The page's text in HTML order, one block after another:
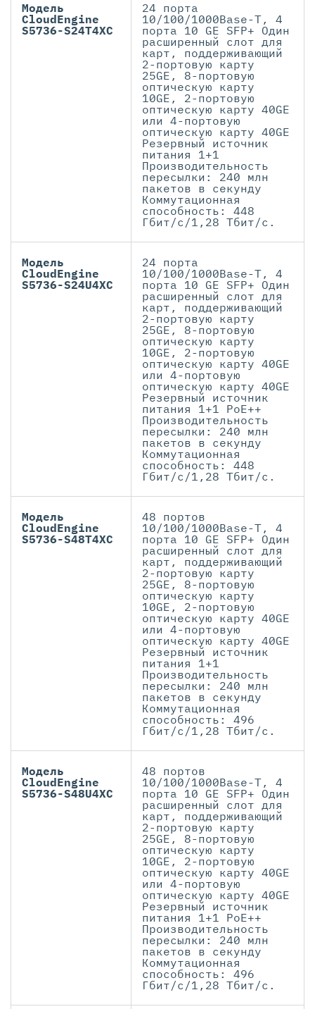
Модель
CloudEngine
S5736-S24T4XC
24 порта
10/100/1000Base-T, 4
порта 10 GE SFP+ Один
расширенный слот для
карт, поддерживающий
2-портовую карту
25GE, 8-портовую
оптическую карту
10GE, 2-портовую
оптическую карту 40GE
или 4-портовую
оптическую карту 40GE
Резервный источник
питания 1+1
Производительность
пересылки: 240 млн
пакетов в секунду
Коммутационная
способность: 448
Гбит/с/1,28 Тбит/с.
Модель
CloudEngine
S5736-S24U4XC
24 порта
10/100/1000Base-T, 4
порта 10 GE SFP+ Один
расширенный слот для
карт, поддерживающий
2-портовую карту
25GE, 8-портовую
оптическую карту
10GE, 2-портовую
оптическую карту 40GE
или 4-портовую
оптическую карту 40GE
Резервный источник
питания 1+1 PoE++
Производительность
пересылки: 240 млн
пакетов в секунду
Коммутационная
способность: 448
Гбит/с/1,28 Тбит/с.
Модель
CloudEngine
S5736-S48T4XC
48 портов
10/100/1000Base-T, 4
порта 10 GE SFP+ Один
расширенный слот для
карт, поддерживающий
2-портовую карту
25GE, 8-портовую
оптическую карту
10GE, 2-портовую
оптическую карту 40GE
или 4-портовую
оптическую карту 40GE
Резервный источник
питания 1+1
Производительность
пересылки: 240 млн
пакетов в секунду
Коммутационная
способность: 496
Гбит/с/1,28 Тбит/с.
Модель
CloudEngine
S5736-S48U4XC
48 портов
10/100/1000Base-T, 4
порта 10 GE SFP+ Один
расширенный слот для
карт, поддерживающий
2-портовую карту
25GE, 8-портовую
оптическую карту
10GE, 2-портовую
оптическую карту 40GE
или 4-портовую
оптическую карту 40GE
Резервный источник
питания 1+1 PoE++
Производительность
пересылки: 240 млн
пакетов в секунду
Коммутационная
способность: 496
Гбит/с/1,28 Тбит/с.